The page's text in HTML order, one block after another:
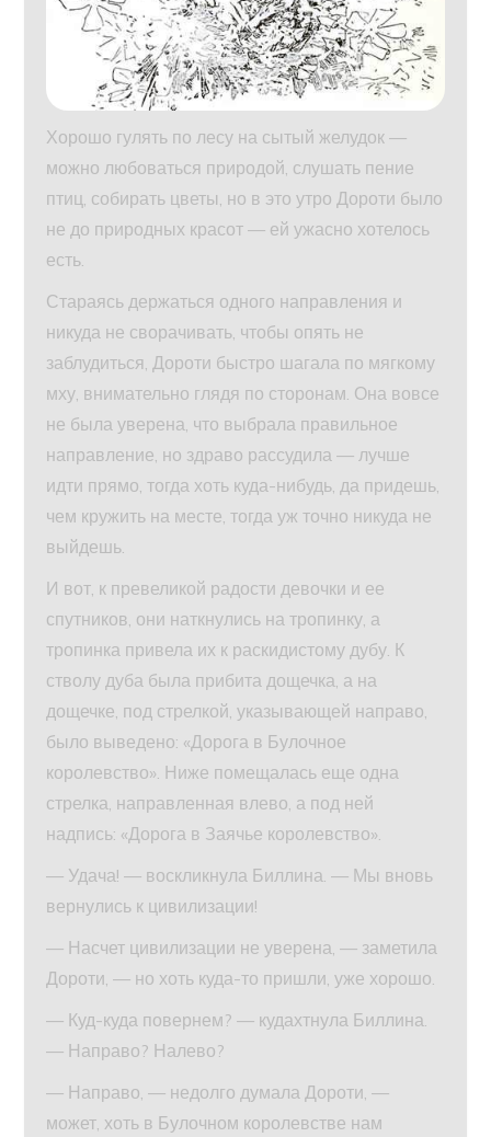
Хорошо гулять по лесу на сытый желудок —
можно любоваться природой, слушать пение
птиц, собирать цветы, но в это утро Дороти было
не до природных красот — ей ужасно хотелось
есть.
Стараясь держаться одного направления и
никуда не сворачивать, чтобы опять не
заблудиться, Дороти быстро шагала по мягкому
мху, внимательно глядя по сторонам. Она вовсе
не была уверена, что выбрала правильное
направление, но здраво рассудила — лучше
идти прямо, тогда хоть куда-нибудь, да придешь,
чем кружить на месте, тогда уж точно никуда не
выйдешь.
И вот, к превеликой радости девочки и ее
спутников, они наткнулись на тропинку, а
тропинка привела их к раскидистому дубу. К
стволу дуба была прибита дощечка, а на
дощечке, под стрелкой, указывающей направо,
было выведено: «Дорога в Булочное
королевство». Ниже помещалась еще одна
стрелка, направленная влево, а под ней
надпись: «Дорога в Заячье королевство».
— Удача! — воскликнула Биллина. — Мы вновь
вернулись к цивилизации!
— Насчет цивилизации не уверена, — заметила
Дороти, — но хоть куда-то пришли, уже хорошо.
— Куд-куда повернем? — кудахтнула Биллина.
— Направо? Налево?
— Направо, — недолго думала Дороти, —
может, хоть в Булочном королевстве нам